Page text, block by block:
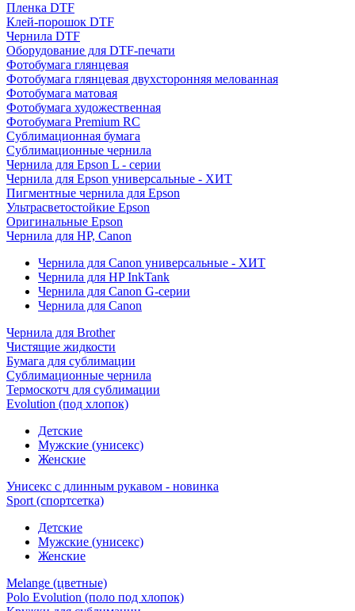
Пленка DTF
Клей-порошок DTF
Чернила DTF
Оборудование для DTF-печати
Фотобумага глянцевая
Фотобумага глянцевая двухсторонняя мелованная
Фотобумага матовая
Фотобумага художественная
Фотобумага Premium RC
Сублимационная бумага
Сублимационные чернила
Чернила для Epson L - серии
Чернила для Epson универсальные - ХИТ
Пигментные чернила для Epson
Ультрасветостойкие Epson
Оригинальные Epson
Чернила для HP, Canon
Чернила для Canon универсальные - ХИТ
Чернила для HP InkTank
Чернила для Canon G-серии
Чернила для Canon
Чернила для Brother
Чистящие жидкости
Бумага для сублимации
Сублимационные чернила
Термоскотч для сублимации
Evolution (под хлопок)
Детские
Мужские (унисекс)
Женские
Унисекс с длинным рукавом - новинка
Sport (спортсетка)
Детские
Мужские (унисекс)
Женские
Melange (цветные)
Polo Evolution (поло под хлопок)